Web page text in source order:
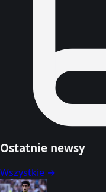
Ostatnie newsy
Wszystkie →